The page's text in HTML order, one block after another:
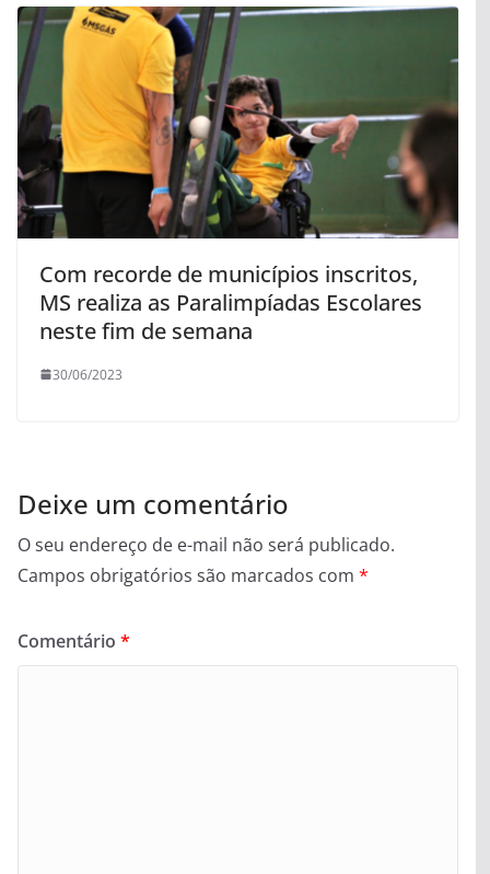
Com recorde de municípios inscritos,
MS realiza as Paralimpíadas Escolares
neste fim de semana
30/06/2023
Deixe um comentário
O seu endereço de e-mail não será publicado.
Campos obrigatórios são marcados com *
Comentário *